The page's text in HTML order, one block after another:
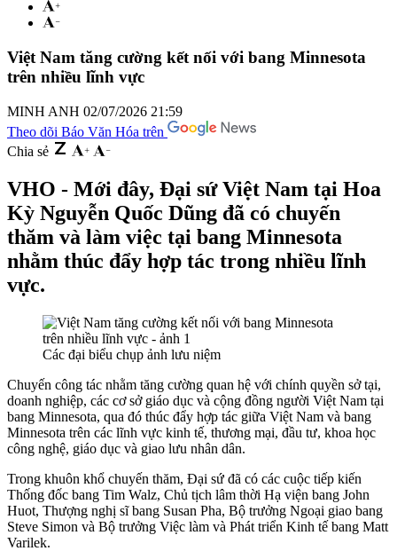
Việt Nam tăng cường kết nối với bang Minnesota
trên nhiều lĩnh vực
MINH ANH 02/07/2026 21:59
Theo dõi Báo Văn Hóa trên
Chia sẻ
VHO - Mới đây, Đại sứ Việt Nam tại Hoa
Kỳ Nguyễn Quốc Dũng đã có chuyến
thăm và làm việc tại bang Minnesota
nhằm thúc đẩy hợp tác trong nhiều lĩnh
vực.
Các đại biểu chụp ảnh lưu niệm
Chuyến công tác nhằm tăng cường quan hệ với chính quyền sở tại,
doanh nghiệp, các cơ sở giáo dục và cộng đồng người Việt Nam tại
bang Minnesota, qua đó thúc đẩy hợp tác giữa Việt Nam và bang
Minnesota trên các lĩnh vực kinh tế, thương mại, đầu tư, khoa học
công nghệ, giáo dục và giao lưu nhân dân.
Trong khuôn khổ chuyến thăm, Đại sứ đã có các cuộc tiếp kiến
Thống đốc bang Tim Walz, Chủ tịch lâm thời Hạ viện bang John
Huot, Thượng nghị sĩ bang Susan Pha, Bộ trưởng Ngoại giao bang
Steve Simon và Bộ trưởng Việc làm và Phát triển Kinh tế bang Matt
Varilek.